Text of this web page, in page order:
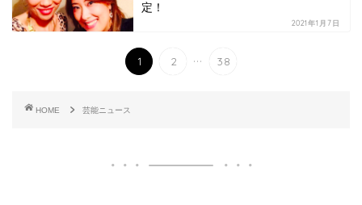
定！
2021年1月7日
1 2 ... 38
HOME 芸能ニュース